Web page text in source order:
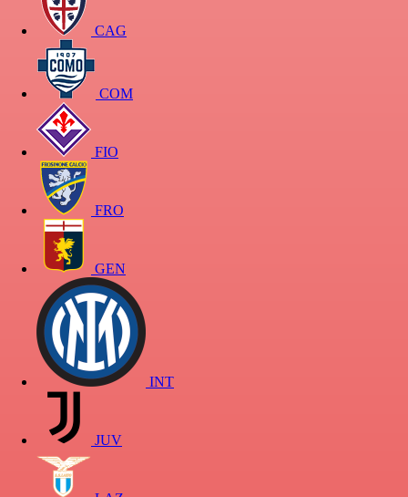
CAG
COM
FIO
FRO
GEN
INT
JUV